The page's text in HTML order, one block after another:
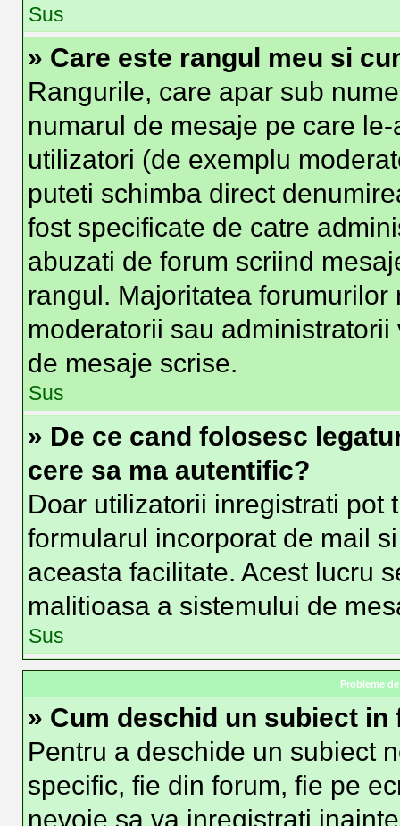
Sus
» Care este rangul meu si
Rangurile, care apar sub
numarul de mesaje pe care
utilizatori (de exemplu
puteti schimba direct
fost specificate de catre
abuzati de forum scriind
rangul. Majoritatea
moderatorii sau
de mesaje scrise.
Sus
» De ce cand folosesc
cere sa ma autentific?
Doar utilizatorii inregistrati pot
formularul incorporat de mail
aceasta facilitate. Acest lucru
malitioasa a sistemului de
Sus
Probleme
» Cum deschid un subiect in
Pentru a deschide un subiect
specific, fie din forum, fie pe
nevoie sa va inregistrati